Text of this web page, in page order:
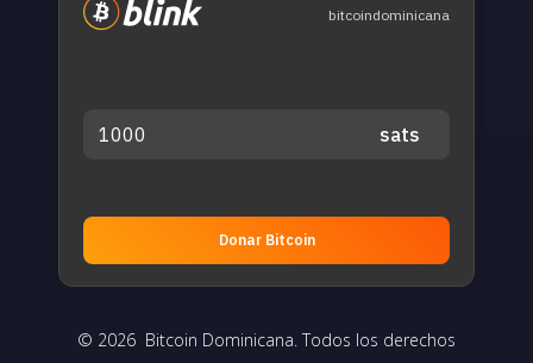
bitcoindominicana
Donar Bitcoin
© 2026 Bitcoin Dominicana. Todos los derechos